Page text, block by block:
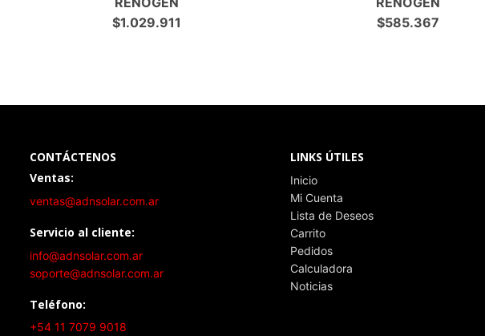
$1.029.911
$585.367
CONTÁCTENOS
Ventas:
ventas@adnsolar.com.ar
Servicio al cliente:
info@adnsolar.com.ar
soporte@adnsolar.com.ar
Teléfono:
+54 11 7079 9018
LINKS ÚTILES
Inicio
Mi Cuenta
Lista de Deseos
Carrito
Pedidos
Calculadora
Noticias